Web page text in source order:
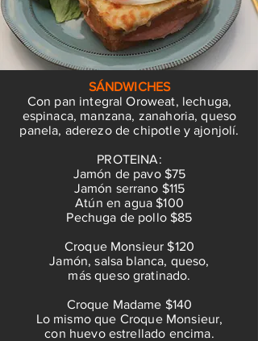
SÁNDWICHES
Con pan integral Oroweat, lechuga,
espinaca, manzana, zanahoria, queso
panela, aderezo de chipotle y ajonjolí.
PROTEINA:
Jamón de pavo $75
Jamón serrano $115
Atún en agua $100
Pechuga de pollo $85
Croque Monsieur $120
Jamón, salsa blanca, queso,
más queso gratinado.
Croque Madame $140
Lo mismo que Croque Monsieur,
con huevo estrellado encima.